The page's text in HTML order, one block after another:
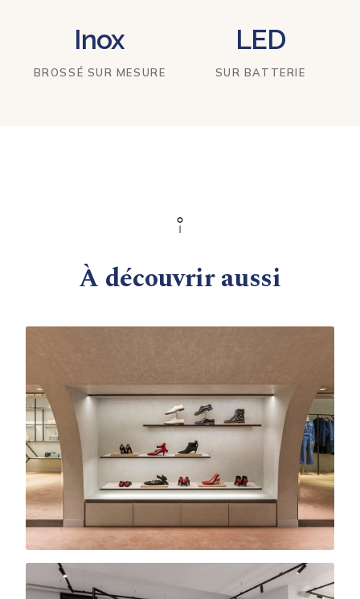
Inox
BROSSÉ SUR MESURE
LED
SUR BATTERIE
À découvrir aussi
Dior
Boutique · Bruxelles